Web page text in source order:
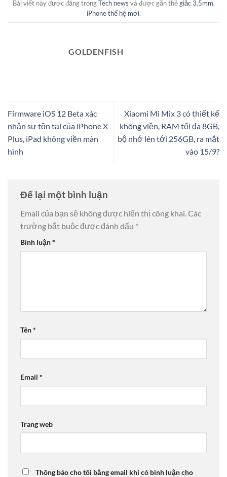
Bài viết này được đăng trongTech news và được gắn thẻgiắc 3.5mm,
iPhone thế hệ mới.
GOLDENFISH
Firmware iOS 12 Beta xác
nhận sự tồn tại của iPhone X
Plus, iPad không viền màn
hình
Xiaomi Mi Mix 3 có thiết kế
không viền, RAM tối đa 8GB,
bộ nhớ lên tới 256GB, ra mắt
vào 15/9?
Để lại một bình luận
Email của bạn sẽ không được hiển thị công khai.Các
trường bắt buộc được đánh dấu *
Bình luận*
Tên*
Email *
Trang web
Thông báo cho tôi bằng email khi có bình luận cho